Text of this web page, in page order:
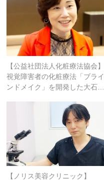
【公益社団法人化粧療法協会】
視覚障害者の化粧療法「ブライ
ンドメイク」を開発した大石…
【ノリス美容クリニック】